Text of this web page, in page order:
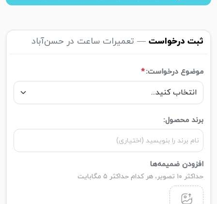
ثبت درخواست — تعمیرات ساعت در حسن‌آباد
موضوع درخواست:*
برند محصول:
افزودن ضمیمه‌ها
حداکثر ۱۰ تصویر، هر کدام حداکثر ۵ مگابایت